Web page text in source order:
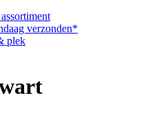
verzonden*
plek